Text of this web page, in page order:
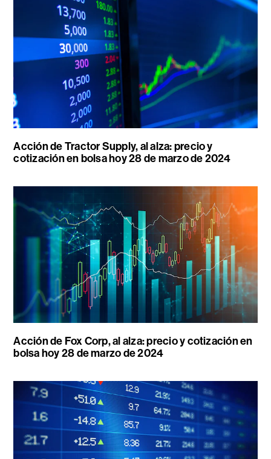
Acción de Tractor Supply, al alza: precio y
cotización en bolsa hoy 28 de marzo de 2024
Acción de Fox Corp, al alza: precio y cotización en
bolsa hoy 28 de marzo de 2024